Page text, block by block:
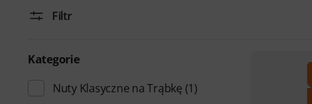
Filtr
Kategorie
Nuty Klasyczne na Trąbkę (1)